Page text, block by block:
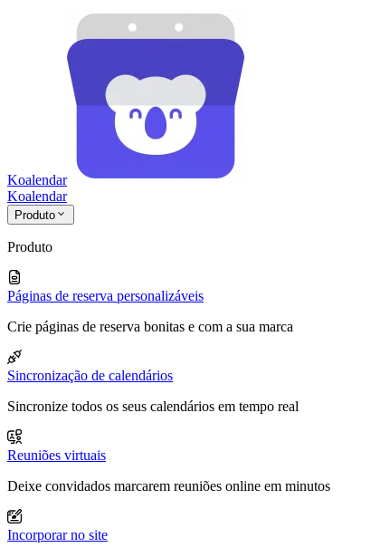
Koalendar
Koalendar
Produto
Produto
Páginas de reserva personalizáveis
Crie páginas de reserva bonitas e com a sua marca
Sincronização de calendários
Sincronize todos os seus calendários em tempo real
Reuniões virtuais
Deixe convidados marcarem reuniões online em minutos
Incorporar no site